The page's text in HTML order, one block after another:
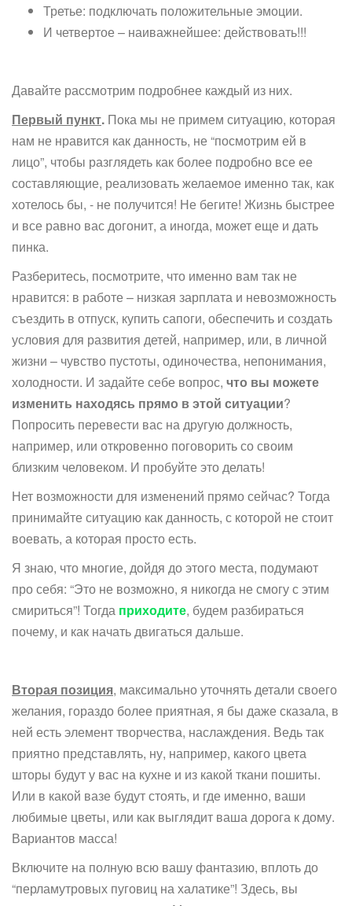
Третье: подключать положительные эмоции.
И четвертое – наиважнейшее: действовать!!!
Давайте рассмотрим подробнее каждый из них.
Первый пункт. Пока мы не примем ситуацию, которая
нам не нравится как данность, не “посмотрим ей в
лицо”, чтобы разглядеть как более подробно все ее
составляющие, реализовать желаемое именно так, как
хотелось бы, - не получится! Не бегите! Жизнь быстрее
и все равно вас догонит, а иногда, может еще и дать
пинка.
Разберитесь, посмотрите, что именно вам так не
нравится: в работе – низкая зарплата и невозможность
съездить в отпуск, купить сапоги, обеспечить и создать
условия для развития детей, например, или, в личной
жизни – чувство пустоты, одиночества, непонимания,
холодности. И задайте себе вопрос, что вы можете
изменить находясь прямо в этой ситуации?
Попросить перевести вас на другую должность,
например, или откровенно поговорить со своим
близким человеком. И пробуйте это делать!
Нет возможности для изменений прямо сейчас? Тогда
принимайте ситуацию как данность, с которой не стоит
воевать, а которая просто есть.
Я знаю, что многие, дойдя до этого места, подумают
про себя: “Это не возможно, я никогда не смогу с этим
смириться”! Тогда приходите, будем разбираться
почему, и как начать двигаться дальше.
Вторая позиция, максимально уточнять детали своего
желания, гораздо более приятная, я бы даже сказала, в
ней есть элемент творчества, наслаждения. Ведь так
приятно представлять, ну, например, какого цвета
шторы будут у вас на кухне и из какой ткани пошиты.
Или в какой вазе будут стоять, и где именно, ваши
любимые цветы, или как выглядит ваша дорога к дому.
Вариантов масса!
Включите на полную всю вашу фантазию, вплоть до
“перламутровых пуговиц на халатике”! Здесь, вы